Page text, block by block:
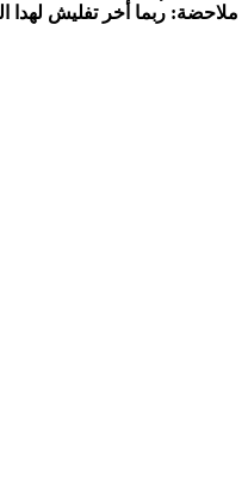
ملاحضة: ربما أخر تفليش لهدا